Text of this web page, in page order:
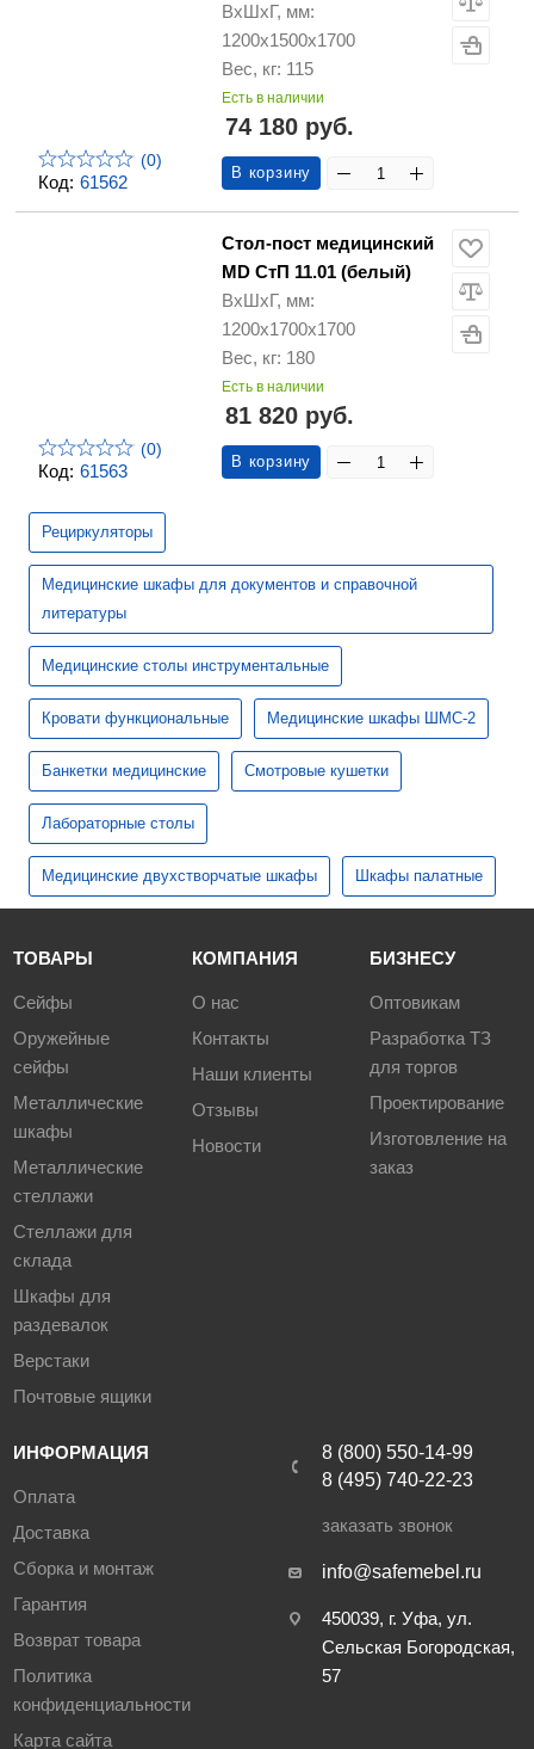
Код: 61562
(0)
ВхШхГ, мм:
1200х1500х1700
Вес, кг: 115
Есть в наличии
74 180 руб.
В корзину
Код: 61563
(0)
Стол-пост медицинский
MD СтП 11.01 (белый)
ВхШхГ, мм:
1200х1700х1700
Вес, кг: 180
Есть в наличии
81 820 руб.
В корзину
Рециркуляторы
Медицинские шкафы для документов и справочной
литературы
Медицинские столы инструментальные
Кровати функциональные Медицинские шкафы ШМС-2
Банкетки медицинские Смотровые кушетки
Лабораторные столы
Медицинские двухстворчатые шкафы Шкафы палатные
ТОВАРЫ
Сейфы
Оружейные
сейфы
Металлические
шкафы
Металлические
стеллажи
Стеллажи для
склада
Шкафы для
раздевалок
Верстаки
Почтовые ящики
КОМПАНИЯ
О нас
Контакты
Наши клиенты
Отзывы
Новости
БИЗНЕСУ
Оптовикам
Разработка ТЗ
для торгов
Проектирование
Изготовление на
заказ
ИНФОРМАЦИЯ
Оплата
Доставка
Сборка и монтаж
Гарантия
Возврат товара
Политика
конфиденциальности
Карта сайта
8 (800) 550-14-99
8 (495) 740-22-23
заказать звонок
info@safemebel.ru
450039, г. Уфа, ул.
Сельская Богородская,
57